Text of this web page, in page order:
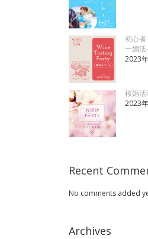
初心
ー婚
2023
桜婚活
2023
Recent
No comments added
Archives